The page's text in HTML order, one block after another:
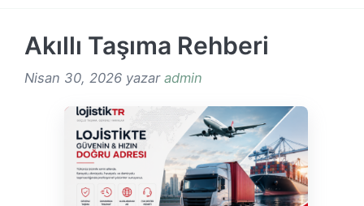
Akıllı Taşıma Rehberi
Nisan 30, 2026 yazar admin